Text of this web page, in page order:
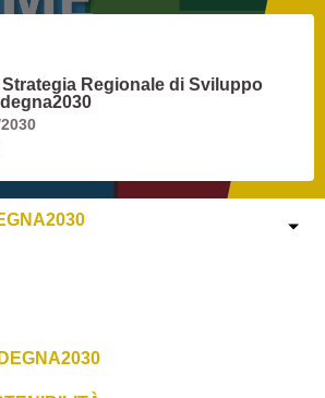
Regionale di Sviluppo